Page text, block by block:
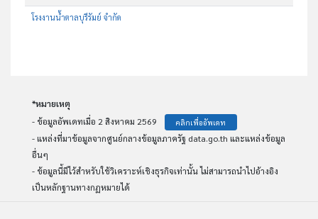
โรงงานน้ำตาลบุรีรัมย์ จำกัด
*หมายเหตุ
- ข้อมูลอัพเดทเมื่อ 2 สิงหาคม 2569
คลิกเพื่ออัพเดท
- แหล่งที่มาข้อมูลจากศูนย์กลางข้อมูลภาครัฐ data.go.th และแหล่งข้อมูล
อื่นๆ
- ข้อมูลนี้มีไว้สำหรับใช้วิเคราะห์เชิงธุรกิจเท่านั้น ไม่สามารถนำไปอ้างอิง
เป็นหลักฐานทางกฏหมายได้